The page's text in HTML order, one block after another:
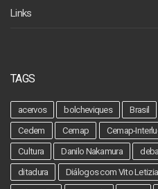
Links
TAGS
acervos bolcheviques Brasil
Cedem
Cemap Cemap-
Cultura
Danilo Nakamura
ditadura
Diálogos com Vito Letizia